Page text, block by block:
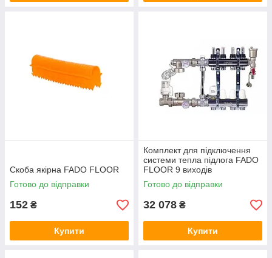
Скоба якірна FADO FLOOR
Готово до відправки
152 ₴
Купити
Комплект для підключення
системи тепла підлога FADO
FLOOR 9 виходів
Готово до відправки
32 078 ₴
Купити